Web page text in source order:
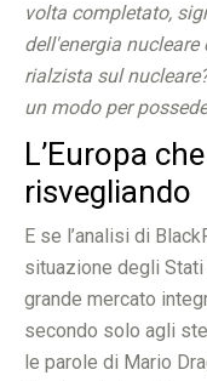
volta completato,
dell'energia nucleare
rialzista sul
un modo per
L’Europa
risvegliando
E se l’analisi di
situazione degli
grande mercato
secondo solo agli
le parole di Mario